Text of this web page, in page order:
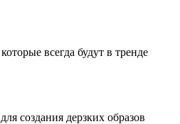
всегда будут в тренде
создания дерзких образов